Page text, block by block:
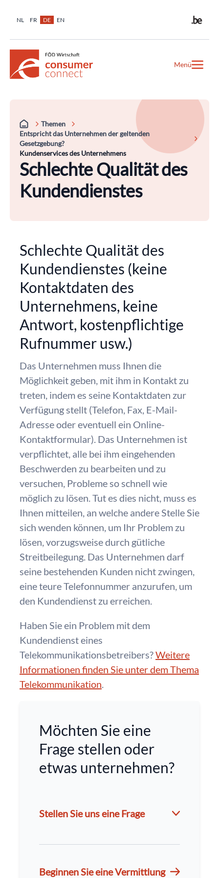
NL FR DE EN
Menü
Themen
Entspricht das Unternehmen der geltenden
Gesetzgebung?
Kundenservices des Unternehmens
Schlechte Qualität des
Kundendienstes
Schlechte Qualität des
Kundendienstes (keine
Kontaktdaten des
Unternehmens, keine
Antwort, kostenpflichtige
Rufnummer usw.)
Das Unternehmen muss Ihnen die
Möglichkeit geben, mit ihm in Kontakt zu
treten, indem es seine Kontaktdaten zur
Verfügung stellt (Telefon, Fax, E-Mail-
Adresse oder eventuell ein Online-
Kontaktformular). Das Unternehmen ist
verpflichtet, alle bei ihm eingehenden
Beschwerden zu bearbeiten und zu
versuchen, Probleme so schnell wie
möglich zu lösen. Tut es dies nicht, muss es
Ihnen mitteilen, an welche andere Stelle Sie
sich wenden können, um Ihr Problem zu
lösen, vorzugsweise durch gütliche
Streitbeilegung. Das Unternehmen darf
seine bestehenden Kunden nicht zwingen,
eine teure Telefonnummer anzurufen, um
den Kundendienst zu erreichen.
Haben Sie ein Problem mit dem
Kundendienst eines
Telekommunikationsbetreibers?Weitere
Informationen finden Sie unter dem Thema
Telekommunikation.
Möchten Sie eine
Frage stellen oder
etwas unternehmen?
Stellen Sie uns eine Frage
Beginnen Sie eine Vermittlung